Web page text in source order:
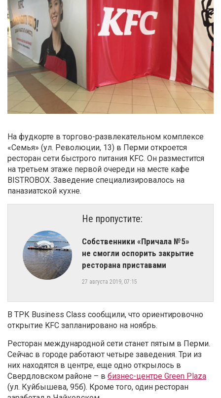
На фудкорте в торгово-развлекательном комплексе
«Семья» (ул. Революции, 13) в Перми откроется
ресторан сети быстрого питания KFC. Он разместится
на третьем этаже первой очереди на месте кафе
BISTROBOX. Заведение специализировалось на
паназиатской кухне.
Не пропустите:
Собственники «Причала №5»
не смогли оспорить закрытие
ресторана приставами
27 августа 2019, 07:15
В ТРК Business Class сообщили, что ориентировочно
открытие KFC запланировано на ноябрь.
Ресторан международной сети станет пятым в Перми.
Сейчас в городе работают четыре заведения. Три из
них находятся в центре, еще одно открылось в
Свердловском районе – в бизнес-центре Green Plaza
(ул. Куйбышева, 95б). Кроме того, один ресторан